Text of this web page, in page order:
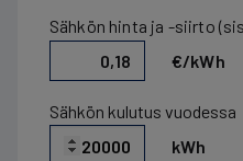
Sähkön hinta ja -siirto
€/kWh
Sähkön kulutus vuodessa
kWh